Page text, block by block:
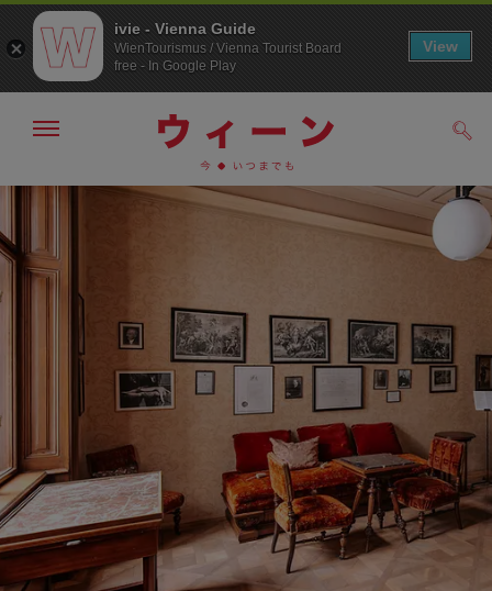
ュ
ー
へ
ペ
ー
ジ
メ
示・
非
す
ivie - Vienna Guide
WienTourismus / Vienna Tourist Board
free - In Google Play
View